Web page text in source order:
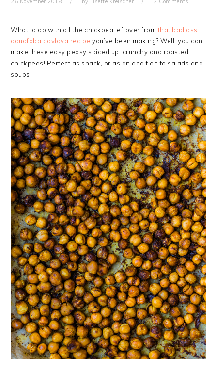
26 November 2018 by Lisette Kreischer 2 Comments
What to do with all the chickpea leftover fromthat bad ass
aquafaba pavlova recipe you’ve been making? Well, you can
make these easy peasy spiced up, crunchy and roasted
chickpeas! Perfect as snack, or as an addition to salads and
soups.